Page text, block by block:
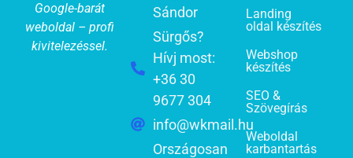
Google-barát
weboldal – profi
kivitelezéssel.
Sándor
Sürgős?
Hívj most:
+36 30
9677 304
info@wkmail.hu
Országosan
Landing
oldal készítés
Webshop
készítés
SEO &
Szövegírás
Weboldal
karbantartás